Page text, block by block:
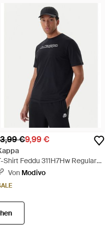
€9,99 €
Shirt Feddu 311H7Hw Regular
- Blau
Von Modivo